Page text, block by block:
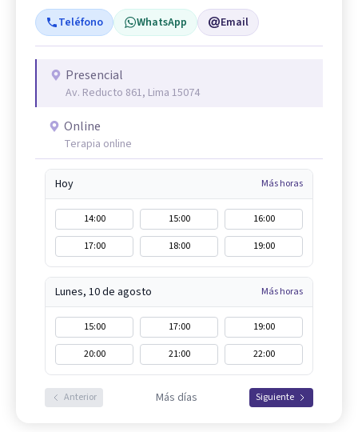
Teléfono WhatsApp Email
Presencial
Av. Reducto 861, Lima 15074
Online
Terapia online
Hoy Más horas
14:00 15:00
16:00
17:00
18:00 19:00
Lunes, 10 de agosto Más horas
15:00 17:00
19:00
20:00
21:00 22:00
Anterior Más días Siguiente